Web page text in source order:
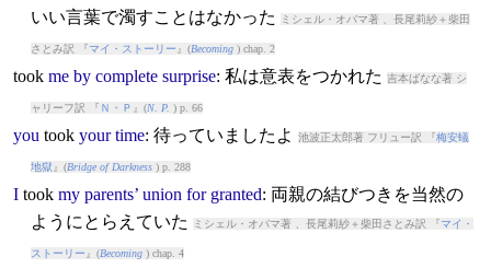
いい言葉で濁すことはなかった
ミシェル・オバマ著 、長尾莉紗＋柴田
さとみ訳 『マイ・ストーリー 』(Becoming) chap. 2
took me by complete surprise: 私は意表をつかれた 吉本ばなな著 シ
ャリーフ訳 『 Ｎ・Ｐ 』(N. P. ) p. 66
you took your time: 待っていましたよ 池波正太郎著 フリュー訳 『梅安蟻
地獄 』(Bridge of Darkness) p. 288
I took my parents’ union for granted: 両親の結びつきを当然の
ようにとらえていた
ミシェル・オバマ著 、長尾莉紗＋柴田さとみ訳 『マイ・
ストーリー 』(Becoming) chap. 4